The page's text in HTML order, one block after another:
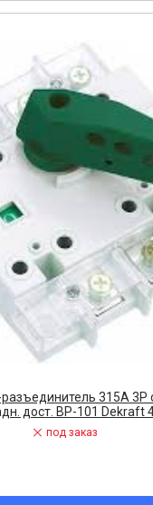
315A
дост. ВР-101 Dekraft
под заказ